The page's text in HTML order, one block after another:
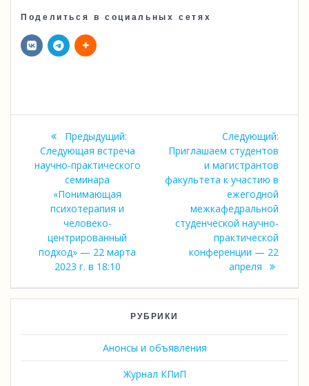
Поделиться в социальных сетях
Навигация
по
записям
Предыдущий:Предыдущая
запись:
Следующая встреча
научно-практического
семинара
«Понимающая
психотерапия и
человеко-
центрированный
подход» — 22 марта
2023 г. в 18:10
Следующий:
Приглашаем студентов
и магистрантов
факультета к участию в
ежегодной
межкафедральной
студенческой научно-
практической
конференции — 22
апреля
РУБРИКИ
Анонсы и объявления
Журнал КПиП